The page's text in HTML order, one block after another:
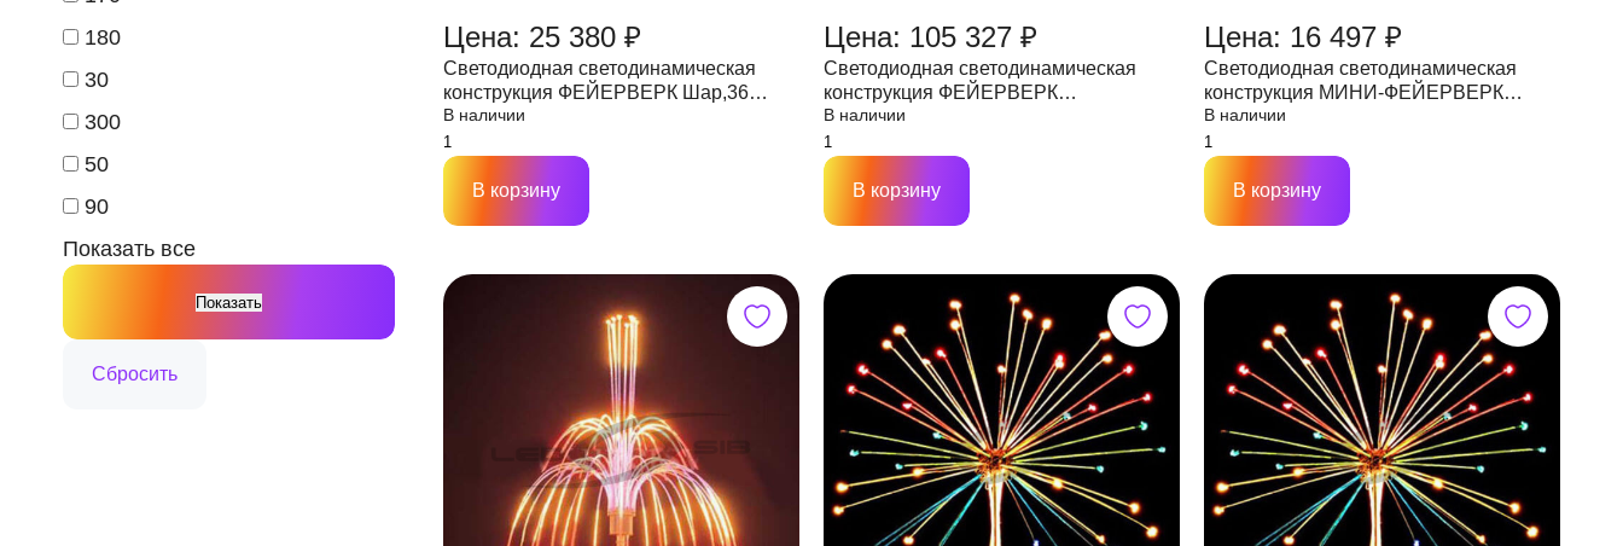
180
30
300
50
90
Показать все
Цена: 25 380 ₽
Светодиодная светодинамическая
конструкция ФЕЙЕРВЕРК Шар,36
лучей,D1500, IP65 мульти, 24V
В наличии
В корзину
Цена: 105 327 ₽
Светодиодная светодинамическая
конструкция ФЕЙЕРВЕРК
Колесо,,D3000, 50W,IP65 мульти
В наличии
В корзину
Цена: 16 497 ₽
Светодиодная светодинамическая
конструкция МИНИ-ФЕЙЕРВЕРК
Шар,25 лучей,D1200, IP65 мульти, 24V
В наличии
В корзину